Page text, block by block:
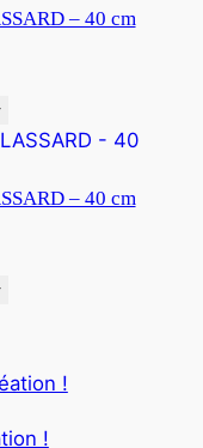
– 40 cm
– 40 cm
!